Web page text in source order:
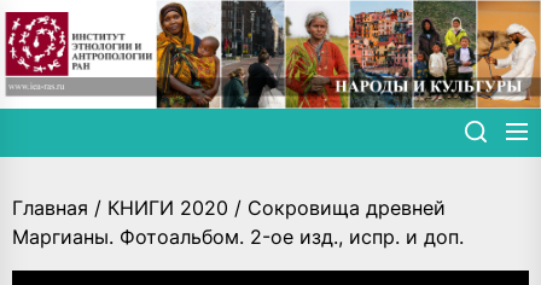
Skip
to
the
content
Главная / КНИГИ 2020 / Сокровища древней
Маргианы. Фотoальбом. 2-ое изд., испр. и доп.